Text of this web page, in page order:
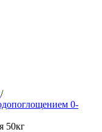
/
0-
50кг